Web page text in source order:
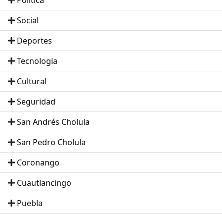
Social
Deportes
Tecnologia
Cultural
Seguridad
San Andrés Cholula
San Pedro Cholula
Coronango
Cuautlancingo
Puebla